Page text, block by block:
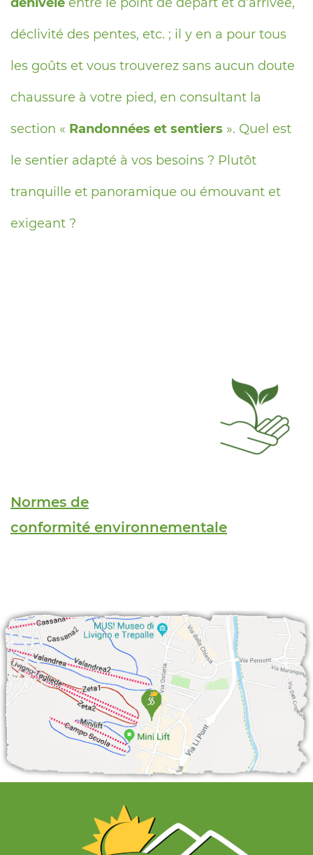
déclivité des pentes, etc. ; il y en a pour tous
les goûts et vous trouverez sans aucun doute
chaussure à votre pied, en consultant la
section « Randonnées et sentiers ». Quel est
le sentier adapté à vos besoins ? Plutôt
tranquille et panoramique ou émouvant et
exigeant ?
Normes de
conformité environnementale